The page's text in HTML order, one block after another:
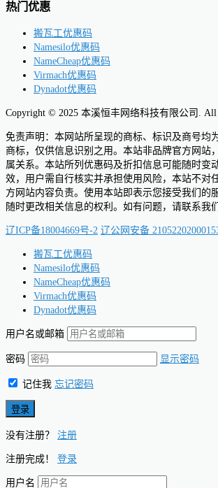
热门优惠
搬瓦工优惠码
Namesilo优惠码
NameCheap优惠码
Virmach优惠码
Dynadot优惠码
Copyright © 2025 本溪恒丰网络科技有限公司. All
免责声明：本网站所呈现的商标、标识及商号均
商标，仅供信息识别之用。本站非品牌官方网站
属关系。本站所列优惠码及折扣信息可能随时变
效，用户需自行核实并承担使用风险，本站不对
方网站内容负责。使用本站即表示您接受我们的
随时更改相关信息的权利。如有问题，请联系我们
辽ICP备18004669号-2 辽公网安备
搬瓦工优惠码
Namesilo优惠码
NameCheap优惠码
Virmach优惠码
Dynadot优惠码
用户名或邮箱
密码 显示密码
记住我 忘记密码
没有注册？ 注册
注册完成！ 登录
用户名